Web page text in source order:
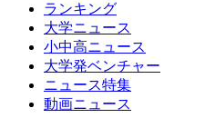
ランキング
大学ニュース
小中高ニュース
大学発ベンチャー
ニュース特集
動画ニュース